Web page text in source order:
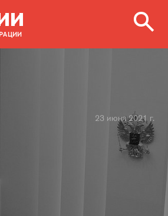
23 июня 2021 г.